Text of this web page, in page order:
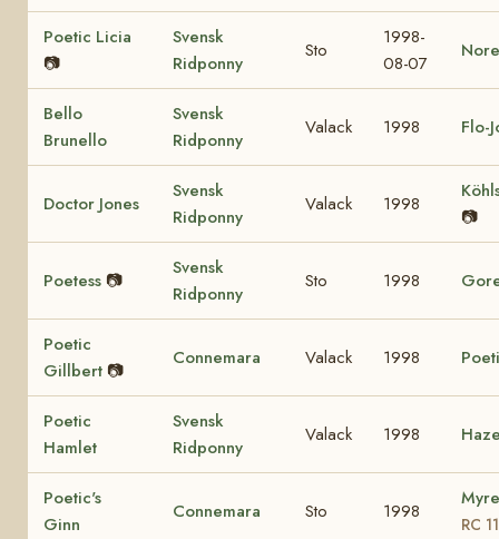
Poetic Licia
📷
Svensk
Ridponny
Sto
1998-
08-07
Bello
Brunello
Svensk
Ridponny
Valack 1998 Flo-
Doctor Jones
Svensk
Ridponny
Valack 1998
📷
Poetess 📷
Svensk
Ridponny
Sto 1998
Poetic
Gillbert 📷
Connemara Valack 1998
Poetic
Hamlet
Svensk
Ridponny
Valack 1998
Poetic's
Ginn
Connemara Sto 1998
RC